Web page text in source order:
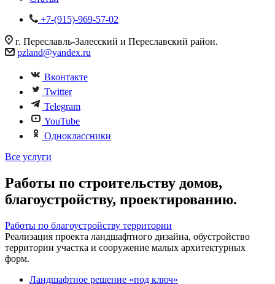
+7-(915)-969-57-02
г. Переславль-Залесский и Переславский район.
pzland@yandex.ru
Вконтакте
Twitter
Telegram
YouTube
Одноклассники
Все услуги
Работы по строительству домов,
благоустройству, проектированию.
Работы по благоустройству территории
Реализация проекта ландшафтного дизайна, обустройство
территории участка и сооружение малых архитектурных
форм.
Ландшафтное решение «под ключ»